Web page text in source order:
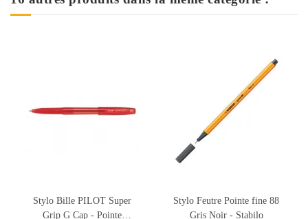
Stylo Feutre Pointe fine 88
Gris Noir - Stabilo
Stylo My-Tech Bleu Ciel,
0.7 mm - Pensan